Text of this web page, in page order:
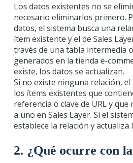
Los datos existentes no se
necesario eliminarlos primero.
datos, el sistema busca una
ítem existente y el de Sales
través de una tabla intermedia
generados en la tienda e-
existe, los datos se actualizan.
Si no existe ninguna relación,
los ítems existentes que
referencia o clave de URL y
a uno en Sales Layer. Si el
establece la relación y actualiza
2. ¿Qué ocurre con